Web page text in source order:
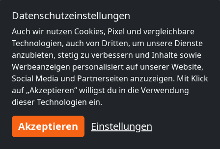
Datenschutzeinstellungen
Auch wir nutzen Cookies, Pixel und vergleichbare
Technologien, auch von Dritten, um unsere Dienste
anzubieten, stetig zu verbessern und Inhalte sowie
Werbeanzeigen personalisiert auf unserer Website,
Social Media und Partnerseiten anzuzeigen. Mit Klick
auf „Akzeptieren“ willigst du in die Verwendung
dieser Technologien ein.
Akzeptieren Einstellungen